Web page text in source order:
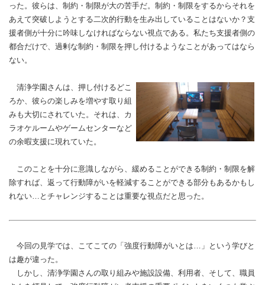
った。彼らは、制約・制限が大の苦手だ。制約・制限をするからそれを
あえて突破しようとする二次的行動を生み出していることはないか？支
援者側が十分に吟味しなければならない視点である。私たち支援者側の
都合だけで、過剰な制約・制限を押し付けるようなことがあってはなら
ない。
清浄学園さんは、押し付けるどこ
ろか、彼らの楽しみを増やす取り組
みも大切にされていた。それは、カ
ラオケルームやゲームセンターなど
の余暇支援に現れていた。
このことを十分に意識しながら、緩めることができる制約・制限を解
除すれば、返って行動障がいを軽減することができる部分もあるかもし
れない…とチャレンジすることは重要な視点だと思った。
今回の見学では、こてこての「強度行動障がいとは…」という学びと
は趣が違った。
しかし、清浄学園さんの取り組みや施設設備、利用者、そして、職員